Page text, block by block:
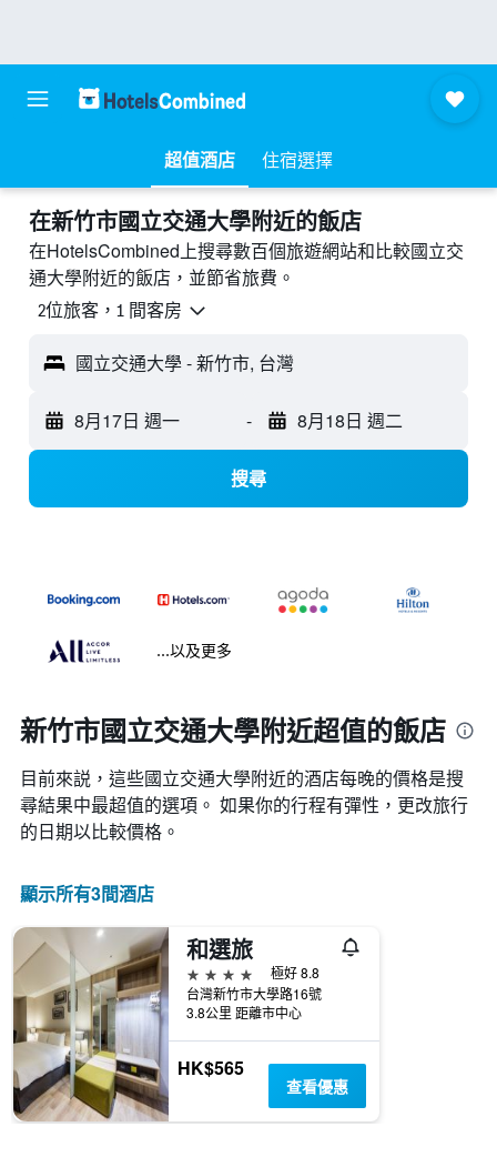
超值酒店 住宿選擇
​在新竹市國立交通大學附近​的飯店
在HotelsCombined上搜尋數百個旅遊網站和比較國立交
通大學附近的飯店，並節省旅費。
2位旅客，1 間客房
國立交通大學 - 新竹市, 台灣
8月17日 週一 - 8月18日 週二
搜尋
...以及更多
新竹市國立交通大學附近超值的飯店
目前來説，這些國立交通大學​附近的​酒店每晚的價格是搜
尋結果中最超值的選項。 如果你的行程有彈性，更改旅行
的日期以比較價格。
顯示所有3間酒店
和選旅
4星級
極好 8.8
台灣新竹市大學路16號
3.8公里 距離市中心
HK$565
查看優惠